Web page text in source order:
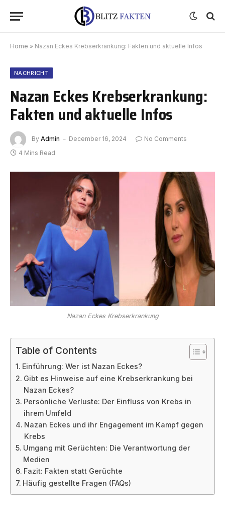
Home » Nazan Eckes Krebserkrankung: Fakten und aktuelle Infos
NACHRICHT
Nazan Eckes Krebserkrankung:
Fakten und aktuelle Infos
By Admin December 16, 2024
No Comments
4 Mins Read
Nazan Eckes Krebserkrankung
Table of Contents
Einführung: Wer ist Nazan Eckes?
Gibt es Hinweise auf eine Krebserkrankung bei
Nazan Eckes?
Persönliche Verluste: Der Einfluss von Krebs in
ihrem Umfeld
Nazan Eckes und ihr Engagement im Kampf gegen
Krebs
Umgang mit Gerüchten: Die Verantwortung der
Medien
Fazit: Fakten statt Gerüchte
Häufig gestellte Fragen (FAQs)